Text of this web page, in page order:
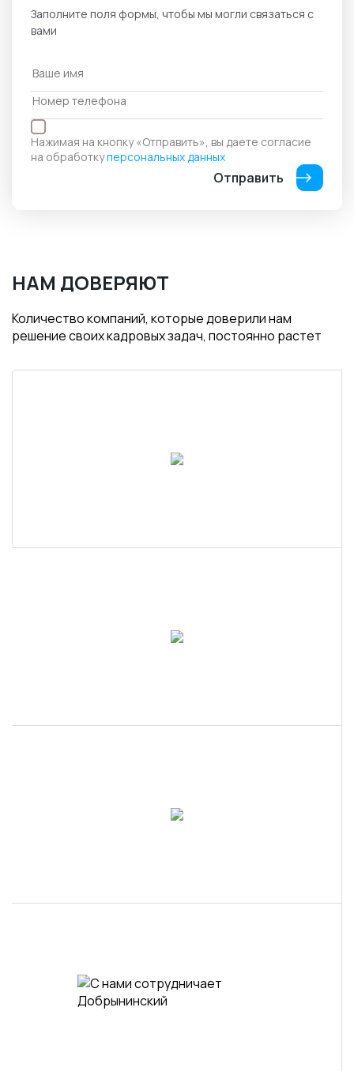
Заполните поля формы, чтобы мы могли связаться с
вами
Нажимая на кнопку «Отправить», вы даете согласие
на обработкуперсональных данных
Отправить
НАМ ДОВЕРЯЮТ
Количество компаний, которые доверили нам
решение своих кадровых задач, постоянно растет